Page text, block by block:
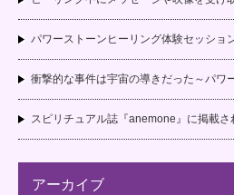
パワーストーンヒーリング体験セッショ
衝撃的な事件は宇宙の導きだった～パ
スピリチュアル誌『anemone』に掲載さ
アーカイブ